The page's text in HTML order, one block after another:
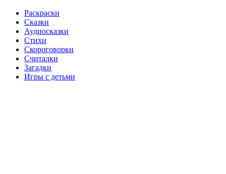
Раскраски
Сказки
Аудиосказки
Стихи
Скороговорки
Считалки
Загадки
Игры с детьми